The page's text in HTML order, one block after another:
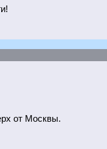
от Москвы.